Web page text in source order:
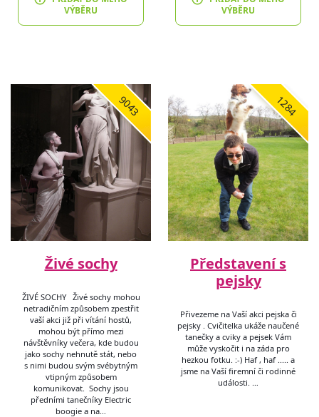
VÝBĚRU
VÝBĚRU
9043
Živé sochy
ŽIVÉ SOCHY Živé sochy mohou
netradičním způsobem zpestřit
vaší akci již při vítání hostů,
mohou být přímo mezi
návštěvníky večera, kde budou
jako sochy nehnutě stát, nebo
s nimi budou svým svébytným
vtipným způsobem
komunikovat. Sochy jsou
předními tanečníky Electric
boogie a na…
1284
Představení s
pejsky
Přivezeme na Vaší akci pejska či
pejsky . Cvičitelka ukáže naučené
tanečky a cviky a pejsek Vám
může vyskočit i na záda pro
hezkou fotku. :-) Haf , haf ..... a
jsme na Vaší firemní či rodinné
události. …